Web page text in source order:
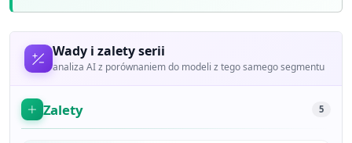
Wady i zalety serii
analiza AI z porównaniem do modeli z tego samego segmentu
Zalety 5